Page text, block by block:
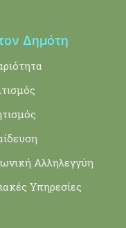
Δημότη
Αλληλεγγύη
Υπηρεσίες